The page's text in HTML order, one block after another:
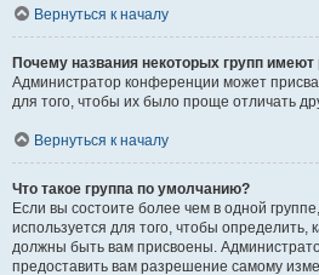
Вернуться к началу
Почему названия некоторых групп имеют
Администратор конференции может
для того, чтобы их было проще отличать
Вернуться к началу
Что такое группа по умолчанию?
Если вы состоите более чем в одной
используется для того, чтобы определить,
должны быть вам присвоены.
предоставить вам разрешение самому